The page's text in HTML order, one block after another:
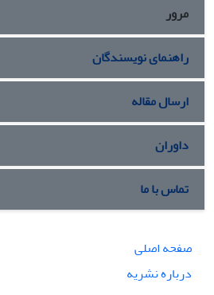
مرور
راهنمای نویسندگان
ارسال مقاله
داوران
تماس با ما
صفحه اصلی
درباره نشریه